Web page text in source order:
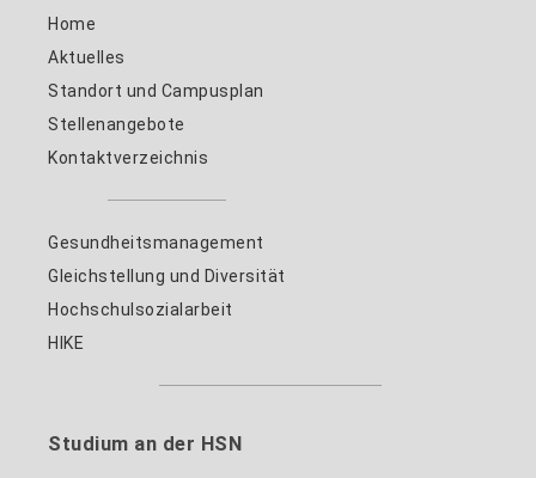
Home
Aktuelles
Standort und Campusplan
Stellenangebote
Kontaktverzeichnis
Gesundheitsmanagement
Gleichstellung und Diversität
Hochschulsozialarbeit
HIKE
Studium an der HSN